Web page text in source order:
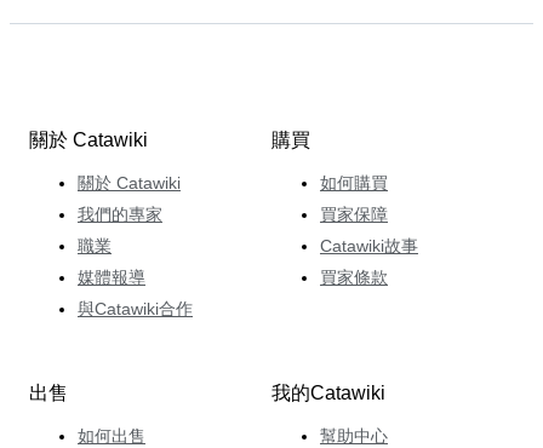
關於 Catawiki
關於 Catawiki
我們的專家
職業
媒體報導
與Catawiki合作
購買
如何購買
買家保障
Catawiki故事
買家條款
出售
如何出售
我的Catawiki
幫助中心